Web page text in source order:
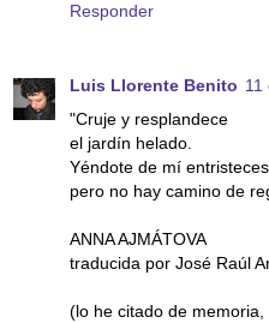
Responder
Luis Llorente Benito 11
"Cruje y resplandece
el jardín helado.
Yéndote de mí entristeces,
pero no hay camino de
ANNA AJMÁTOVA
traducida por José Raúl
(lo he citado de memoria,